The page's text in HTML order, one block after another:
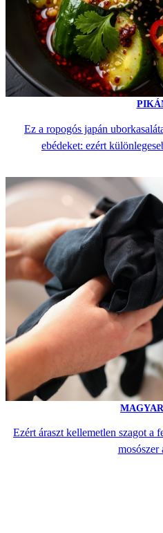
Ez a ropogós japán
ebédeket: ezért
Ezért áraszt kellemetlen szagot a
mosószer